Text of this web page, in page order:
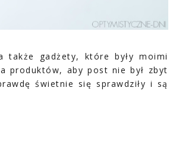
także gadżety, które były moimi
produktów, aby post nie był zbyt
świetnie się sprawdziły i są